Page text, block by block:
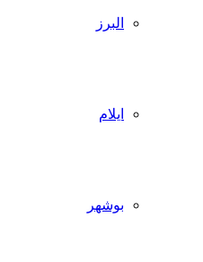
البرز
ایلام
بوشهر